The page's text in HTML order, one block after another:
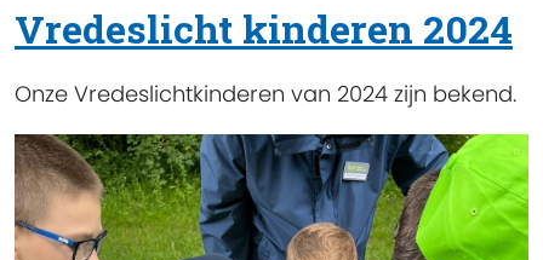
Vredeslicht kinderen 2024
Onze Vredeslichtkinderen van 2024 zijn bekend.